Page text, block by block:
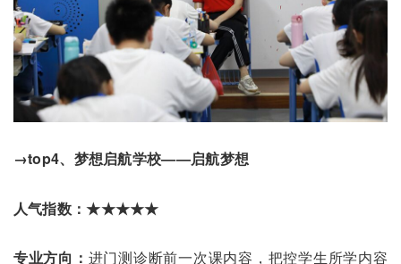
→top4、梦想启航学校——启航梦想
人气指数：★★★★★
专业方向： 进门测诊断前一次课内容，把控学生所学内容